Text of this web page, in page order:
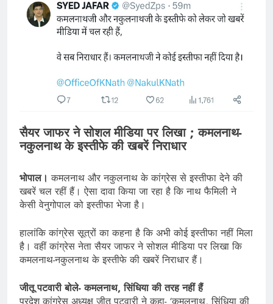
सैयर जाफर ने सोशल मीडिया पर लिखा ; कमलनाथ-
नकुलनाथ के इस्तीफे की खबरें निराधार
भोपाल।कमलनाथ और नकुलनाथ के कांग्रेस से इस्तीफा देने की
खबरें चल रहीं हैं। ऐसा दावा किया जा रहा है कि नाथ फैमिली ने
केसी वेनुगोपाल को इस्तीफा भेजा है।
हालांकि कांग्रेस सूत्रों का कहना है कि अभी कोई इस्तीफा नहीं मिला
है। वहीं कांग्रेस नेता सैयर जाफर ने सोशल मीडिया पर लिखा कि
कमलनाथ-नकुलनाथ के इस्तीफे की खबरें निराधार हैं।
जीतू पटवारी बोले- कमलनाथ, सिंधिया की तरह नहीं हैं